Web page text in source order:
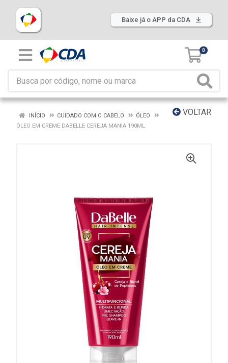
Baixe já o APP da CDA
0
VOLTAR
INÍCIO CUIDADO COM O CABELO
ÓLEO
ÓLEO EM CREME DABELLE CEREJA MANIA 190ML